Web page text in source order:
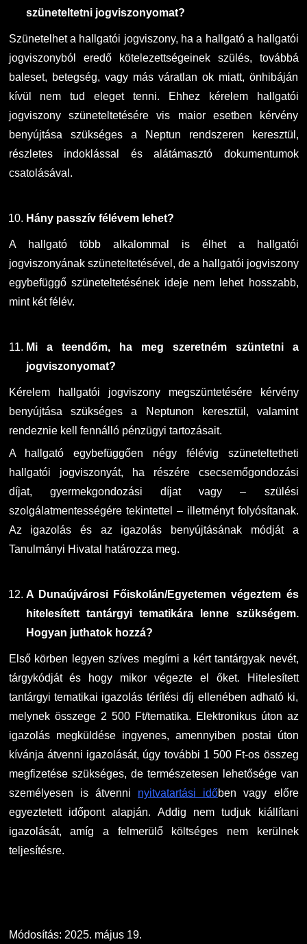
szüneteltetni jogviszonyomat?
Szünetelhet a hallgatói jogviszony, ha a hallgató a hallgatói
jogviszonyból eredő kötelezettségeinek szülés, továbbá
baleset, betegség, vagy más váratlan ok miatt, önhibáján
kívül nem tud eleget tenni. Ehhez kérelem hallgatói
jogviszony szüneteltetésére vis maior esetben kérvény
benyújtása szükséges a Neptun rendszeren keresztül,
részletes indoklással és alátámasztó dokumentumok
csatolásával.
Hány passzív félévem lehet?
A hallgató több alkalommal is élhet a hallgatói
jogviszonyának szüneteltetésével, de a hallgatói jogviszony
egybefüggő szüneteltetésének ideje nem lehet hosszabb,
mint két félév.
Mi a teendőm, ha meg szeretném szüntetni a
jogviszonyomat?
Kérelem hallgatói jogviszony megszüntetésére kérvény
benyújtása szükséges a Neptunon keresztül, valamint
rendeznie kell fennálló pénzügyi tartozásait.
A hallgató egybefüggően négy félévig szüneteltetheti
hallgatói jogviszonyát, ha részére csecsemőgondozási
díjat, gyermekgondozási díjat vagy – szülési
szolgálatmentességére tekintettel – illetményt folyósítanak.
Az igazolás és az igazolás benyújtásának módját a
Tanulmányi Hivatal határozza meg.
A Dunaújvárosi Főiskolán/Egyetemen végeztem és
hitelesített tantárgyi tematikára lenne szükségem.
Hogyan juthatok hozzá?
Első körben legyen szíves megírni a kért tantárgyak nevét,
tárgykódját és hogy mikor végezte el őket. Hitelesített
tantárgyi tematikai igazolás térítési díj ellenében adható ki,
melynek összege 2 500 Ft/tematika. Elektronikus úton az
igazolás megküldése ingyenes, amennyiben postai úton
kívánja átvenni igazolását, úgy további 1 500 Ft-os összeg
megfizetése szükséges, de természetesen lehetősége van
személyesen is átvenni nyitvatartási időben vagy előre
egyeztetett időpont alapján. Addig nem tudjuk kiállítani
igazolását, amíg a felmerülő költséges nem kerülnek
teljesítésre.
Módosítás: 2025. május 19.